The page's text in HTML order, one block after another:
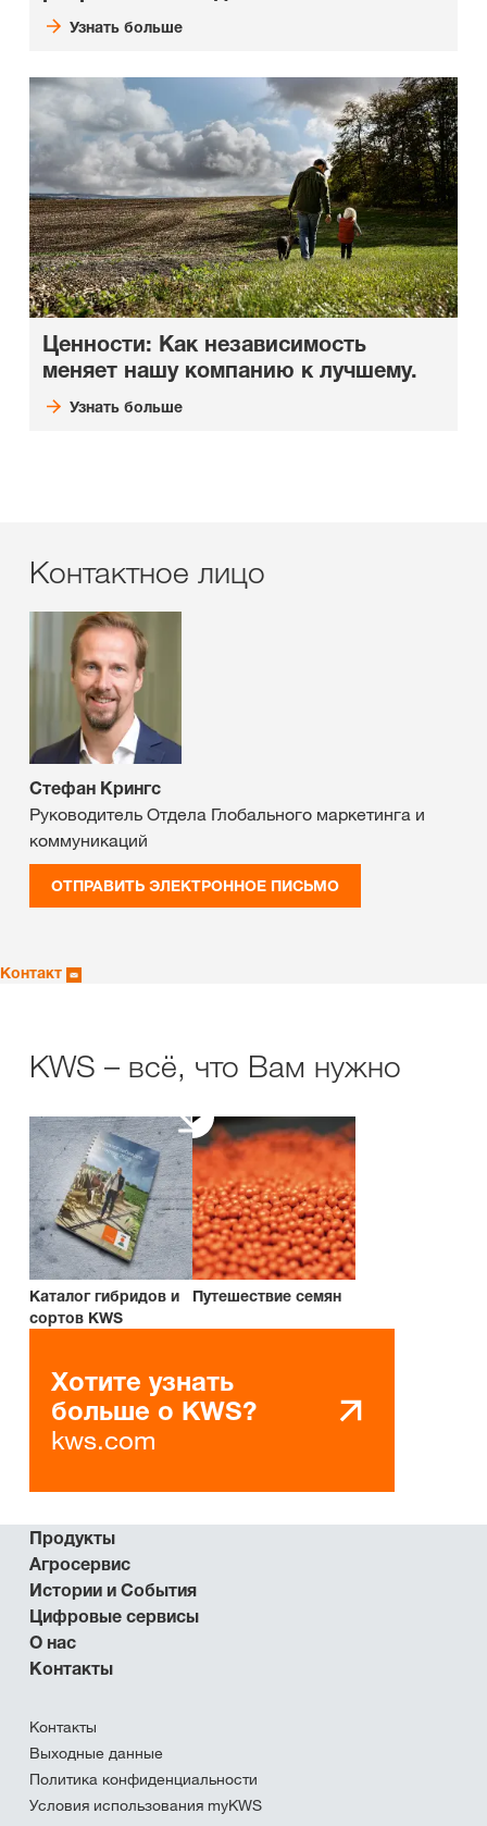
Узнать больше
Ценности: Как независимость
меняет нашу компанию к лучшему.
Узнать больше
Контактное лицо
Стефан Крингс
Руководитель Отдела Глобального маркетинга и
коммуникаций
ОТПРАВИТЬ ЭЛЕКТРОННОЕ ПИСЬМО
Контакт
KWS – всё, что Вам нужно
Каталог гибридов и
сортов KWS
Путешествие семян
Хотите узнать
больше о KWS?
kws.com
Продукты
Агросервис
Истории и События
Цифровые сервисы
О нас
Контакты
Контакты
Выходные данные
Политика конфиденциальности
Условия использования myKWS